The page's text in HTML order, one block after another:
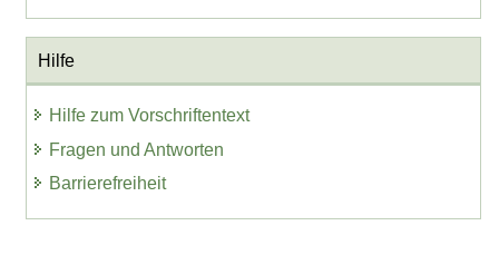
Hilfe
Hilfe zum Vorschriftentext
Fragen und Antworten
Barrierefreiheit